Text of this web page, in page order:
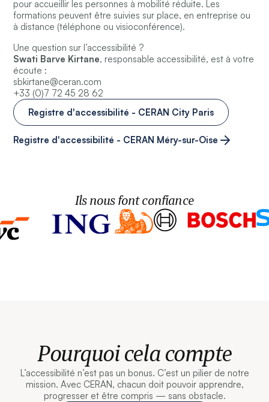
pour accueillir les personnes à mobilité réduite. Les
formations peuvent être suivies sur place, en entreprise ou
à distance (téléphone ou visioconférence).
Une question sur l’accessibilité ?
Swati Barve Kirtane, responsable accessibilité, est à votre
écoute :
sbkirtane@ceran.com
+33 (0)7 72 45 28 62
Registre d'accessibilité - CERAN City Paris
Registre d'accessibilité - CERAN Méry-sur-Oise
Ils nous font confiance
Pourquoi cela compte
L’accessibilité n’est pas un bonus. C’est un pilier de notre
mission. Avec CERAN, chacun doit pouvoir apprendre,
progresser et être compris — sans obstacle.